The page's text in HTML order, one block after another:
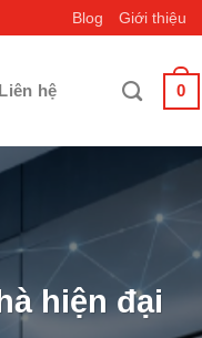
Blog Giới thiệu
Liên hệ 0
hiện đại